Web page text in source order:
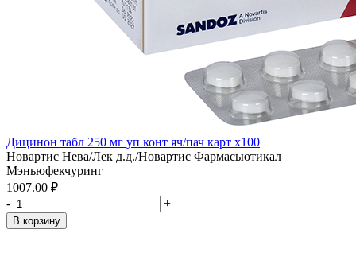
Дицинон табл 250 мг уп конт яч/пач карт x100
Новартис Нева/Лек д.д./Новартис Фармасьютикал
Мэньюфекчуринг
1007.00 ₽
-
+
В корзину